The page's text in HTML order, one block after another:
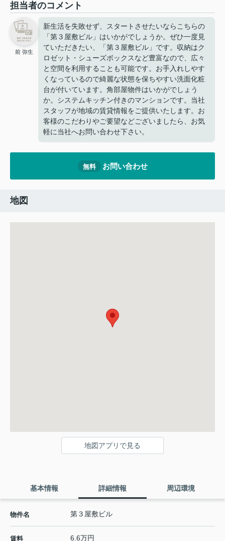
担当者のコメント
前 弥生
新生活を失敗せず、スタートさせたいならこちらの
「第３屋敷ビル」はいかがでしょうか。ぜひ一度見
ていただきたい、「第３屋敷ビル」です。収納はク
ロゼット・シューズボックスなど豊富なので、広々
と空間を利用することも可能です。お手入れしやす
くなっているので綺麗な状態を保ちやすい洗面化粧
台が付いています。角部屋物件はいかがでしょう
か。システムキッチン付きのマンションです。当社
スタッフが地域の賃貸情報をご提供いたします。お
客様のこだわりやご要望などございましたら、お気
軽に当社へお問い合わせ下さい。
無料 お問い合わせ
地図
地図アプリで見る
基本情報 詳細情報 周辺環境
物件名 第３屋敷ビル
賃料 6.6万円